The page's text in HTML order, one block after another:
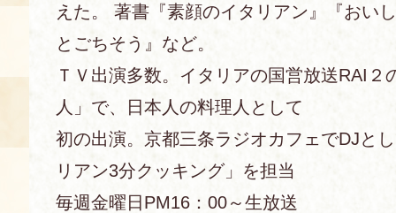
えた。 著書『素顔のイタリアン』『おい
とごちそう』など。
ＴＶ出演多数。イタリアの国営放送RAI２
人」で、日本人の料理人として
初の出演。京都三条ラジオカフェでDJと
リアン3分クッキング」を担当
毎週金曜日PM16：00～生放送